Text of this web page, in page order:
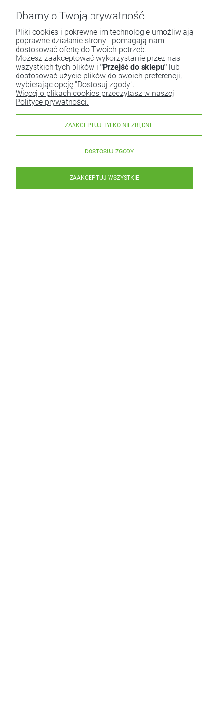
Dbamy o Twoją prywatność
Pliki cookies i pokrewne im technologie umożliwiają
poprawne działanie strony i pomagają nam
dostosować ofertę do Twoich potrzeb.
Możesz zaakceptować wykorzystanie przez nas
wszystkich tych plików i "Przejść do sklepu" lub
dostosować użycie plików do swoich preferencji,
wybierając opcję "Dostosuj zgody".
Więcej o plikach cookies przeczytasz w naszej
Polityce prywatności.
ZAAKCEPTUJ TYLKO NIEZBĘDNE
DOSTOSUJ ZGODY
ZAAKCEPTUJ WSZYSTKIE